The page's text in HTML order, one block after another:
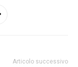
Articolo successivo